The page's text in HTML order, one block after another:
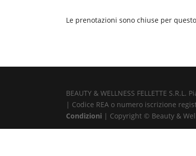
Le prenotazioni sono chiuse per
BEAUTY & WELLNESS FELLETTE
| Codice REA o numero iscrizione
Condizioni | Copyright © Beauty &